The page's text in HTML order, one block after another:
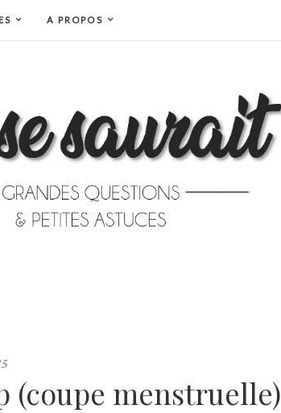
A PROPOS
(coupe menstruelle)